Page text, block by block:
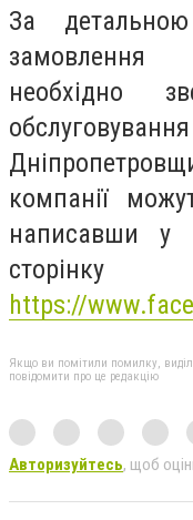
За
необхідно
компанії
написавши у
https://
Якщо ви помітили помилку,
повідомити про це редакцію
Авторизуйтесь, щоб